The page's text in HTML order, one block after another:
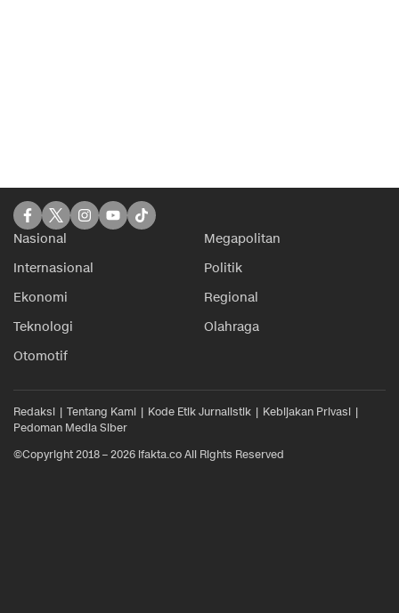
Nasional
Megapolitan
Internasional
Politik
Ekonomi
Regional
Teknologi
Olahraga
Otomotif
Redaksi Tentang Kami Kode Etik Jurnalistik
Kebijakan Privasi
Pedoman Media Siber
©Copyright 2018 – 2026 ifakta.co All Rights Reserved